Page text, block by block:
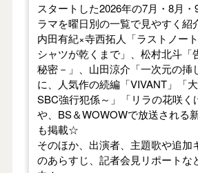
スタートした2026年の7月・8月・
ラマを曜日別の一覧で見やすく紹
内田有紀×寺西拓人「ラストノー
シャツが乾くまで」、松村北斗「
秘密－」、山田涼介「一次元の挿
に、人気作の続編「VIVANT」「
SBC強行犯係～」「リラの花咲く
や、BS＆WOWOWで放送される
も掲載☆
そのほか、出演者、主題歌や追加
のあらすじ、記者会見リポートな